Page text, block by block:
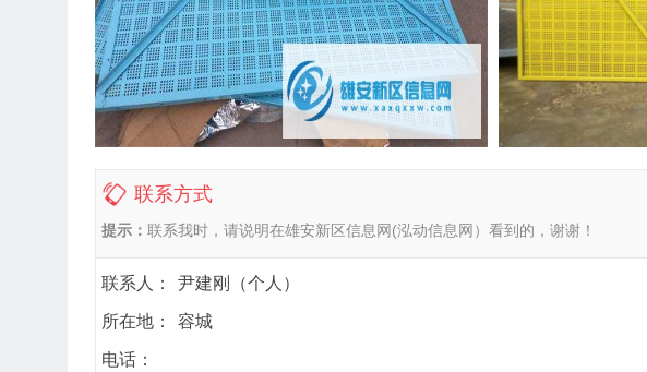
联系方式
提示： 联系我时，请说明在雄安新区信息网(泓动信息网）看到的，谢谢！
联系人： 尹建刚（个人）
所在地： 容城
电话：